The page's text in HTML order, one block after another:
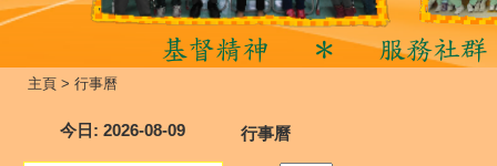
主頁 > 行事曆
今日 : 2026-08-09 行事曆